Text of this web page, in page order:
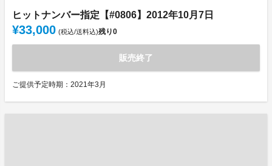
ヒットナンバー指定【#0806】2012年10月7日
¥33,000 (税込/送料込)残り0
販売終了
ご提供予定時期：2021年3月